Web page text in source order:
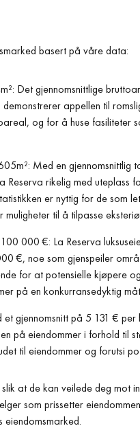
basert på våre data:
Det gjennomsnittlige
appellen til
og for å huse fasiliteter
Med en gjennomsnittlig
Reserva rikelig med uteplass
er nyttig for de som
til å tilpasse
000 €: La Reserva
€, noe som gjenspeiler
for at potensielle kjøpere
på en konkurransedyktig
gjennomsnitt på 5 131 €
på eiendommer i forhold til
til eiendommer og forutsi
at de kan veilede deg mot
som prissetter